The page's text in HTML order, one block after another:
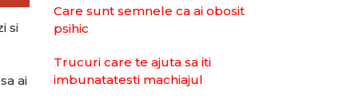
si
ai
Care sunt semnele ca ai obosit
psihic
Trucuri care te ajuta sa iti
imbunatatesti machiajul